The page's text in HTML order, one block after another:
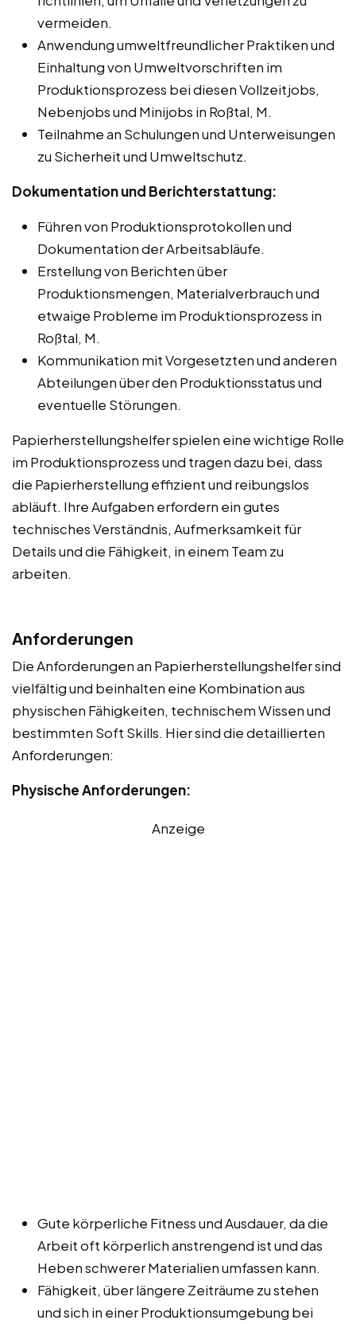
vermeiden.
Anwendung umweltfreundlicher Praktiken und
Einhaltung von Umweltvorschriften im
Produktionsprozess bei diesen Vollzeitjobs,
Nebenjobs und Minijobs in Roßtal, M.
Teilnahme an Schulungen und Unterweisungen
zu Sicherheit und Umweltschutz.
Dokumentation und Berichterstattung:
Führen von Produktionsprotokollen und
Dokumentation der Arbeitsabläufe.
Erstellung von Berichten über
Produktionsmengen, Materialverbrauch und
etwaige Probleme im Produktionsprozess in
Roßtal, M.
Kommunikation mit Vorgesetzten und anderen
Abteilungen über den Produktionsstatus und
eventuelle Störungen.
Papierherstellungshelfer spielen eine wichtige Rolle
im Produktionsprozess und tragen dazu bei, dass
die Papierherstellung effizient und reibungslos
abläuft. Ihre Aufgaben erfordern ein gutes
technisches Verständnis, Aufmerksamkeit für
Details und die Fähigkeit, in einem Team zu
arbeiten.
Anforderungen
Die Anforderungen an Papierherstellungshelfer sind
vielfältig und beinhalten eine Kombination aus
physischen Fähigkeiten, technischem Wissen und
bestimmten Soft Skills. Hier sind die detaillierten
Anforderungen:
Physische Anforderungen:
Anzeige
Gute körperliche Fitness und Ausdauer, da die
Arbeit oft körperlich anstrengend ist und das
Heben schwerer Materialien umfassen kann.
Fähigkeit, über längere Zeiträume zu stehen
und sich in einer Produktionsumgebung bei